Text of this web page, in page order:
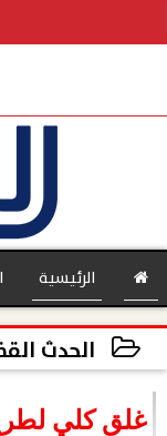
الرئيسية
الحدث
غلق كلي